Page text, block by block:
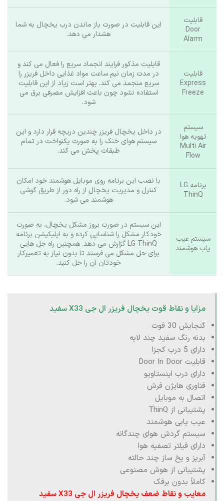
قابلیت
Door
Alarm
این قابلیت در صورت باز ماندن درب یخچال به شما
هشدار می‌ دهد.
قابلیت
Express
Freeze
قابلیت مذکور فرایند انجماد سریع را فعال می‌ کند و
در مدت زمان نیم ساعت مواد غذایی داخل فریزر را
سریع منجمد می کند. بهتر است زیاد از این قابلیت
استفاده نشود چون باعث افزایش مصرفی برق می
شود.
سیستم
تهویه هوا
Multi Air
Flow
در داخل یخچال فریزر چندین دریچه قرار دارد و این
سیستم هوای خنک را به‌ صورت یکنواخت در تمام
طبقات پخش می‌ کند.
برنامه LG
ThinQ
با نصب این برنامه روی موبایل هوشمند خود امکان
کنترل و مدیریت یخچال از راه دور از طریق گوشی
هوشمند می شود.
سیستم عیب
یاب هوشمند
این سیستم در صورت بروز مشکل یخچال، به‌ صورت
خودکار مشکل را شناسایی کرده و به اپلیکیشن برنامه
LG ThinQ گزارش می‌ دهد. همچنین راه حل هایی
برای حل مشکل می فرستد تا بدون نیاز به تعمیرکار
خودتان آن را حل کنید.
مزایا و نقاط قوت یخچال فریزر ال جی X33 سفید
گنجایش 30 فوت
بدنه رنگ سفید چند لایه
دارای 5 درب کجزا
قابلیت Door In Door
دارای درب اینستاویو
فناوری هایژن فرش
اتصال به موبایل
پشتیبانی از ThinQ
عیب یابی هوشمند
سیستم گردش هوای چندگانه
دارای فیلتر تصفیه هوا
آبریز و یخ ساز چند حالته
پشتیبانی از هوش مصنوعی
کاملاً بدون برفک
معایب و نقاط ضعف یخچال فریزر ال جی X33 سفید